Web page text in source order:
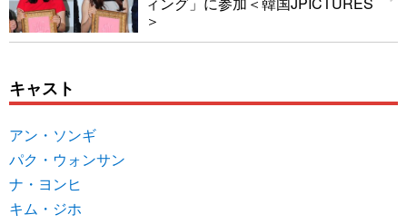
＞
キャスト
アン・ソンギ
パク・ウォンサン
ナ・ヨンヒ
キム・ジホ